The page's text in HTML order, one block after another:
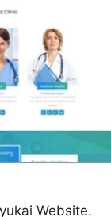
Website.